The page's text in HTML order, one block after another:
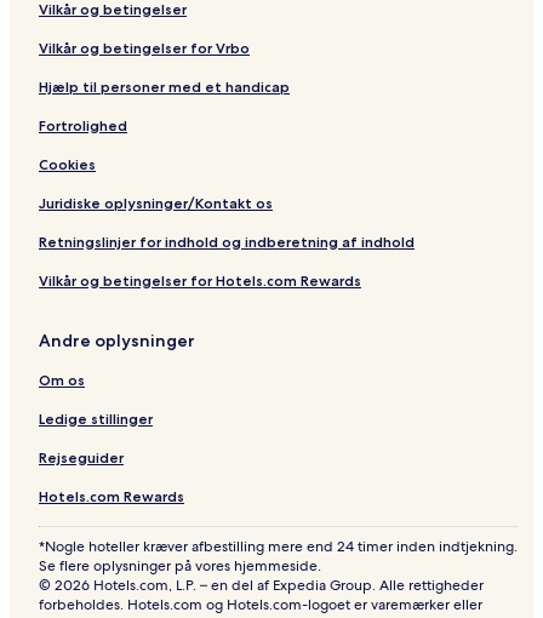
Vilkår og betingelser
Vilkår og betingelser for Vrbo
Hjælp til personer med et handicap
Fortrolighed
Cookies
Juridiske oplysninger/Kontakt os
Retningslinjer for indhold og indberetning af indhold
Vilkår og betingelser for Hotels.com Rewards
Andre oplysninger
Om os
Ledige stillinger
Rejseguider
Hotels.com Rewards
*Nogle hoteller kræver afbestilling mere end 24 timer inden indtjekning.
Se flere oplysninger på vores hjemmeside.
© 2026 Hotels.com, L.P. – en del af Expedia Group. Alle rettigheder
forbeholdes. Hotels.com og Hotels.com-logoet er varemærker eller